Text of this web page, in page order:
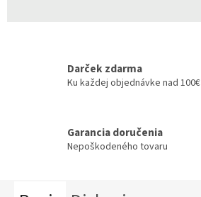
Darček zdarma
Ku každej objednávke nad 100€
Garancia doručenia
Nepoškodeného tovaru